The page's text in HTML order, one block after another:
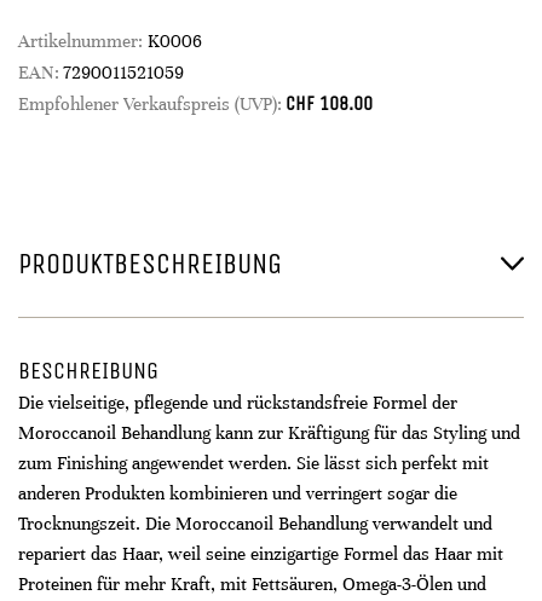
Artikelnummer: K0006
EAN: 7290011521059
Empfohlener Verkaufspreis (UVP): CHF 108.00
PRODUKTBESCHREIBUNG
BESCHREIBUNG
Die vielseitige, pflegende und rückstandsfreie Formel der
Moroccanoil Behandlung kann zur Kräftigung für das Styling und
zum Finishing angewendet werden. Sie lässt sich perfekt mit
anderen Produkten kombinieren und verringert sogar die
Trocknungszeit. Die Moroccanoil Behandlung verwandelt und
repariert das Haar, weil seine einzigartige Formel das Haar mit
Proteinen für mehr Kraft, mit Fettsäuren, Omega-3-Ölen und